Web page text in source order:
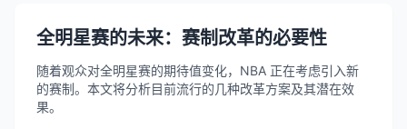
全明星赛的未来：赛制改革的必要性
随着观众对全明星赛的期待值变化，NBA 正在考虑引入新
的赛制。本文将分析目前流行的几种改革方案及其潜在效
果。